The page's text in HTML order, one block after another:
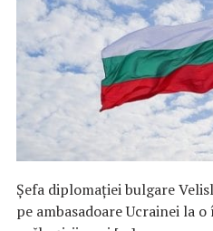
Şefa diplomaţiei bulgare
pe ambasadoare Ucrainei la